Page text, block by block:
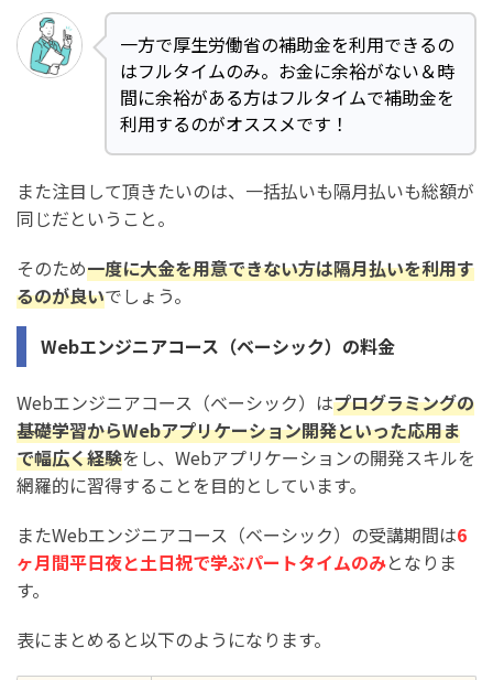
一方で厚生労働省の補助金を利用できるの
はフルタイムのみ。お金に余裕がない＆時
間に余裕がある方はフルタイムで補助金を
利用するのがオススメです！
また注目して頂きたいのは、一括払いも隔月払いも総額が
同じだということ。
そのため一度に大金を用意できない方は隔月払いを利用す
るのが良いでしょう。
Webエンジニアコース（ベーシック）の料金
Webエンジニアコース（ベーシック）はプログラミングの
基礎学習からWebアプリケーション開発といった応用ま
で幅広く経験をし、Webアプリケーションの開発スキルを
網羅的に習得することを目的としています。
またWebエンジニアコース（ベーシック）の受講期間は6
ヶ月間平日夜と土日祝で学ぶパートタイムのみとなりま
す。
表にまとめると以下のようになります。